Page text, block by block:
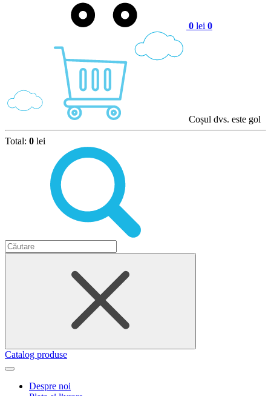
0 lei 0
Coșul dvs. este gol
Total: 0 lei
Catalog produse
Despre noi